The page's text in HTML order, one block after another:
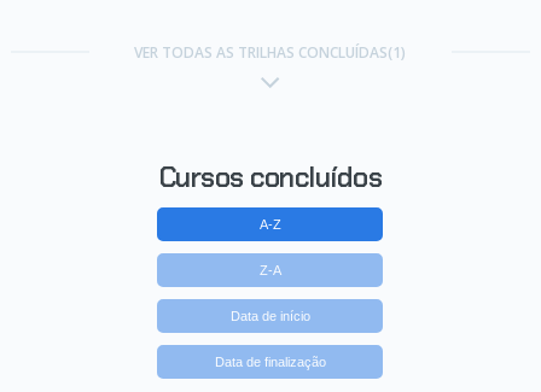
VER TODAS AS TRILHAS CONCLUÍDAS(1)
Cursos concluídos
A-Z
Z-A
Data de início
Data de finalização